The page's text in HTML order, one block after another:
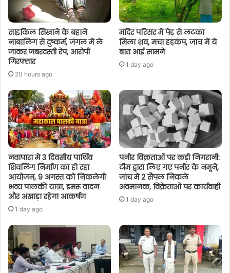
साइकिल सिखाने के बहाने
नाबालिग से दुष्कर्म, जंगल में ले
जाकर जबरदस्ती रेप, आरोपी
गिरफ्तार
20 hours ago
मंदिर परिसर में पेड़ से लटका
मिला शव, मचा हड़कंप, जांच में ये
बात आई सामने
1 day ago
नवापारा में 3 दिवसीय पार्थिव
शिवलिंग निर्माण का हो रहा
आयोजन, 9 अगस्त को निकलेगी
भव्य पालकी यात्रा, डमरू वादन
और अखाड़ा रहेगा आकर्षण
1 day ago
पनीर विक्रताओं पर कड़ी निगरानी:
टीम द्वारा लिए गए पनीर के नमूने,
जांच में 2 सैंपल निकले
अवमानक, विक्रेताओं पर कार्यवाही
1 day ago